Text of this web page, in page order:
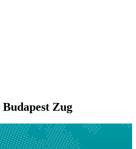
Zug